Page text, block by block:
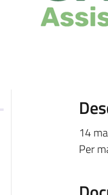
14
Per